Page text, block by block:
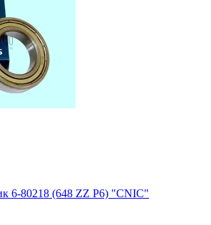
6-80218 (648 ZZ P6) "CNIC"